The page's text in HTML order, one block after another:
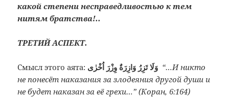
какой степени несправедливостью к тем
нитям братства!..
ТРЕТИЙ АСПЕКТ.
Смысл этого аята:
“…И никто
не понесёт наказания за злодеяния другой души и
не будет наказан за её грехи…” (Коран, 6:164)